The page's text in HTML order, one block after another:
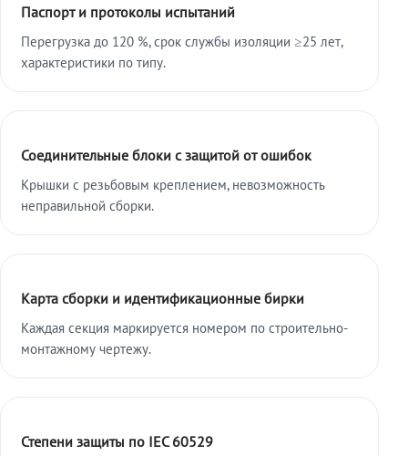
Паспорт и протоколы испытаний
Перегрузка до 120 %, срок службы изоляции ≥25 лет,
характеристики по типу.
Соединительные блоки с защитой от ошибок
Крышки с резьбовым креплением, невозможность
неправильной сборки.
Карта сборки и идентификационные бирки
Каждая секция маркируется номером по строительно-
монтажному чертежу.
Степени защиты по IEC 60529